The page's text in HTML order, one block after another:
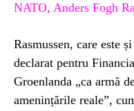
NATO, Anders Fogh
Rasmussen, care este
declarat pentru
Groenlanda „ca armă
amenințările reale”,